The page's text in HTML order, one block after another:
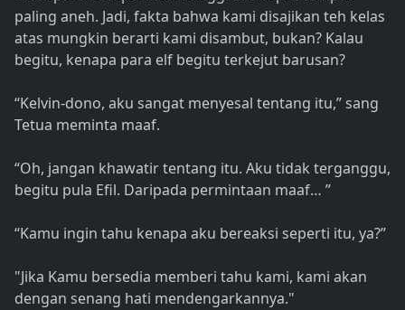
paling aneh. Jadi, fakta bahwa kami disajikan teh kelas
atas mungkin berarti kami disambut, bukan? Kalau
begitu, kenapa para elf begitu terkejut barusan?
“Kelvin-dono, aku sangat menyesal tentang itu,” sang
Tetua meminta maaf.
“Oh, jangan khawatir tentang itu. Aku tidak terganggu,
begitu pula Efil. Daripada permintaan maaf… ”
“Kamu ingin tahu kenapa aku bereaksi seperti itu, ya?”
"Jika Kamu bersedia memberi tahu kami, kami akan
dengan senang hati mendengarkannya."